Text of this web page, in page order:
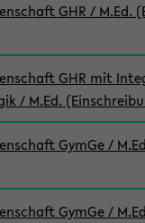
GHR / M.Ed.
GHR mit
/ M.Ed.
GymGe /
GymGe /